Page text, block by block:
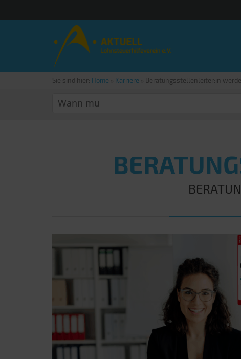
Sie sind hier: Home » Karriere » Beratungsstellenleiter:in